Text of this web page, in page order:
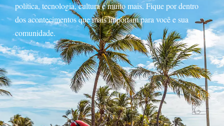
política, tecnologia, cultura e muito mais. Fique por dentro
dos acontecimentos que mais importam para você e sua
comunidade.